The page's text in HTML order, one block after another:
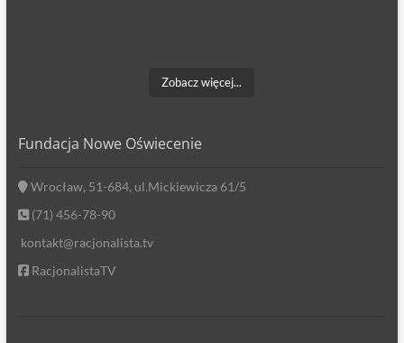
Zobacz więcej...
Fundacja Nowe Oświecenie
Wrocław, 51-684, ul.Mickiewicza 61/5
(71) 456-78-90
kontakt@racjonalista.tv
RacjonalistaTV